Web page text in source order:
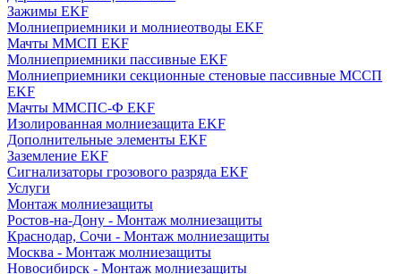
Зажимы EKF
Молниеприемники и молниеотводы EKF
Мачты ММСП EKF
Молниеприемники пассивные EKF
Молниеприемники секционные стеновые пассивные МССП
EKF
Мачты ММСПС-Ф EKF
Изолированная молниезащита EKF
Дополнительные элементы EKF
Заземление EKF
Сигнализаторы грозового разряда EKF
Услуги
Монтаж молниезащиты
Ростов-на-Дону - Монтаж молниезащиты
Краснодар, Сочи - Монтаж молниезащиты
Москва - Монтаж молниезащиты
Новосибирск - Монтаж молниезащиты